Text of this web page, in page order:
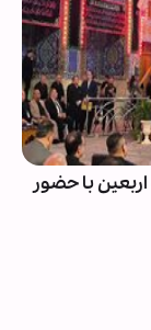
با حضور